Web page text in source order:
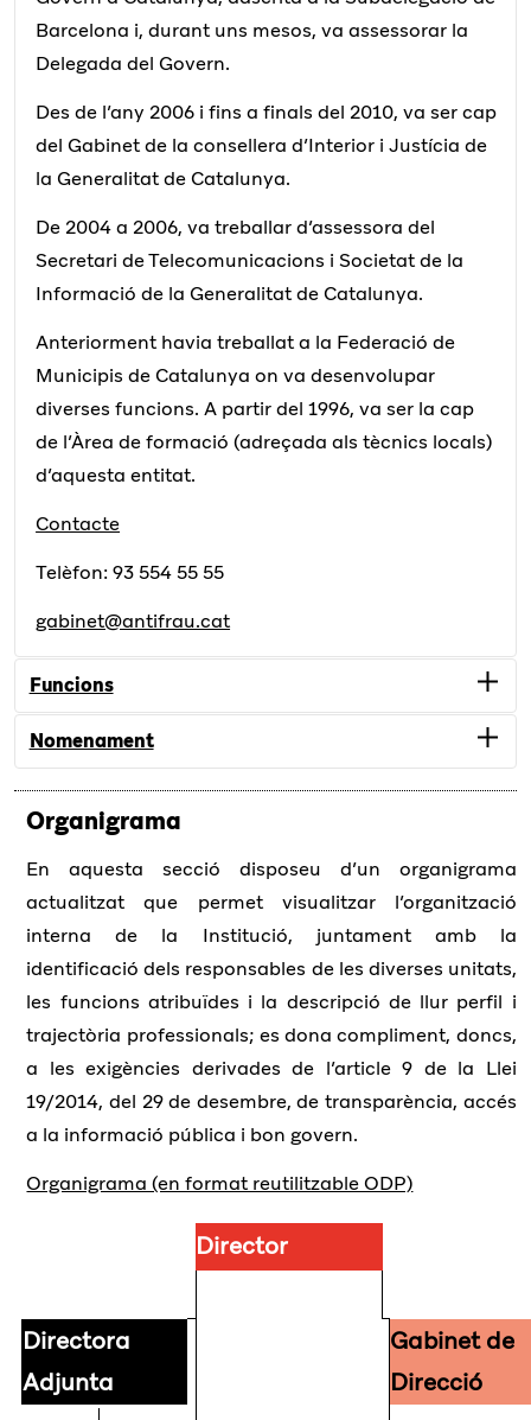
Barcelona i, durant uns mesos, va assessorar la
Delegada del Govern.
Des de l’any 2006 i fins a finals del 2010, va ser cap
del Gabinet de la consellera d’Interior i Justícia de
la Generalitat de Catalunya.
De 2004 a 2006, va treballar d’assessora del
Secretari de Telecomunicacions i Societat de la
Informació de la Generalitat de Catalunya.
Anteriorment havia treballat a la Federació de
Municipis de Catalunya on va desenvolupar
diverses funcions. A partir del 1996, va ser la cap
de l’Àrea de formació (adreçada als tècnics locals)
d’aquesta entitat.
Contacte
Telèfon: 93 554 55 55
gabinet@antifrau.cat
Funcions
Presta suport al director i és responsable de
l’auditoria interna, coordina l’elaboració de la
memòria anual i vetlla pel compliment de les
normes sobre protecció de dades.
Nomenament
Cessament i nomenament de la cap de gabinet de
Nomenament de la cap de gabinet de direcció
Organigrama
En aquesta secció disposeu d’un organigrama
actualitzat que permet visualitzar l’organització
interna de la Institució, juntament amb la
identificació dels responsables de les diverses unitats,
les funcions atribuïdes i la descripció de llur perfil i
trajectòria professionals; es dona compliment, doncs,
a les exigències derivades de l’article 9 de la Llei
19/2014, del 29 de desembre, de transparència, accés
a la informació pública i bon govern.
Organigrama (en format reutilitzable ODP)
Director
Directora
Adjunta
Gabinet de
Direcció